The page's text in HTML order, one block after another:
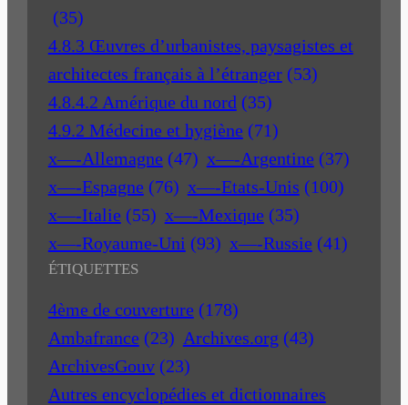
(35)
4.8.3 Œuvres d’urbanistes, paysagistes et
architectes français à l’étranger (53)
4.8.4.2 Amérique du nord (35)
4.9.2 Médecine et hygiène (71)
x—-Allemagne (47) x—-Argentine (37)
x—-Espagne (76) x—-Etats-Unis (100)
x—-Italie (55) x—-Mexique (35)
x—-Royaume-Uni (93) x—-Russie (41)
ÉTIQUETTES
4ème de couverture (178)
Ambafrance (23) Archives.org (43)
ArchivesGouv (23)
Autres encyclopédies et dictionnaires